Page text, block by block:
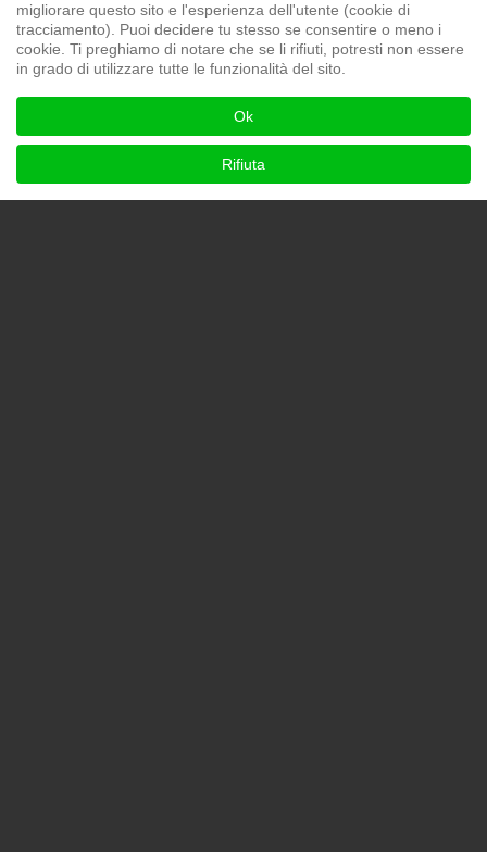
migliorare questo sito e l'esperienza dell'utente (cookie di
tracciamento). Puoi decidere tu stesso se consentire o meno i
cookie. Ti preghiamo di notare che se li rifiuti, potresti non essere
in grado di utilizzare tutte le funzionalità del sito.
Ok
Rifiuta